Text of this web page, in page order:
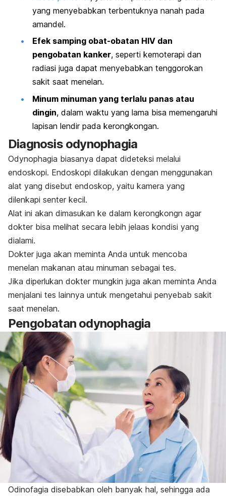
yang menyebabkan terbentuknya nanah pada
amandel.
Efek samping obat-obatan HIV dan
pengobatan kanker, seperti kemoterapi dan
radiasi juga dapat menyebabkan tenggorokan
sakit saat menelan.
Minum minuman yang terlalu panas atau
dingin, dalam waktu yang lama bisa memengaruhi
lapisan lendir pada kerongkongan.
Diagnosis odynophagia
Odynophagia biasanya dapat dideteksi melalui
endoskopi. Endoskopi dilakukan dengan menggunakan
alat yang disebut endoskop, yaitu kamera yang
dilenkapi senter kecil.
Alat ini akan dimasukan ke dalam kerongkongn agar
dokter bisa melihat secara lebih jelaas kondisi yang
dialami.
Dokter juga akan meminta Anda untuk mencoba
menelan makanan atau minuman sebagai tes.
Jika diperlukan dokter mungkin juga akan meminta Anda
menjalani tes lainnya untuk mengetahui penyebab sakit
saat menelan.
Pengobatan odynophagia
Odinofagia disebabkan oleh banyak hal, sehingga ada